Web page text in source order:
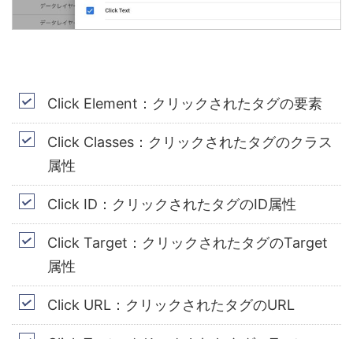
Click Element ：クリックされたタグの要素
Click Classes ：クリックされたタグのクラス
属性
Click ID ：クリックされたタグのID属性
Click Target ：クリックされたタグのTarget
属性
Click URL ：クリックされたタグのURL